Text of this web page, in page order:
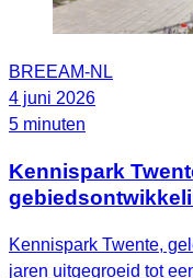
BREEAM-NL
4 juni 2026
5 minuten
Kennispark
Kennispark Twente,
jaren uitgegroeid tot